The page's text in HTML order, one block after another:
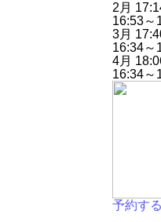
2月
16:53～
3月
16:34～
4月
16:34～
予約す